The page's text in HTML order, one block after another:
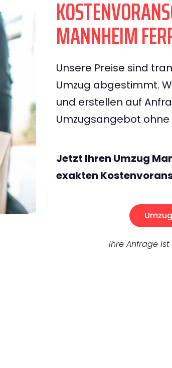
MANNHEIM
Unsere Preise sind
Umzug abgestimmt.
und erstellen auf
Umzugsangebot
Jetzt Ihren Umzug
exakten
Ihre Anfrage ist